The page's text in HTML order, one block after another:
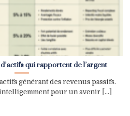
qui rapportent de l’argent
générant des revenus passifs.
pour un avenir [...]